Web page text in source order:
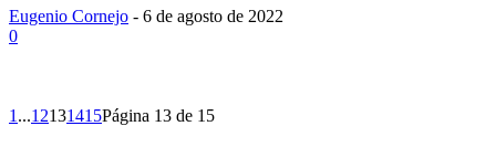
Eugenio Cornejo - 6 de agosto de 2022
0
1 ...12131415Página 13 de 15